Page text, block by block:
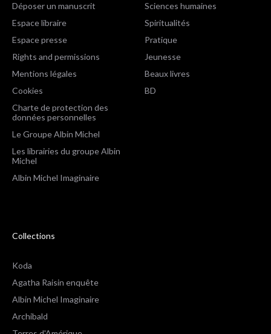
Déposer un manuscrit
Espace libraire
Espace presse
Rights and permissions
Mentions légales
Cookies
Charte de protection des
données personnelles
Le Groupe Albin Michel
Les librairies du groupe Albin
Michel
Albin Michel Imaginaire
Sciences humaines
Spiritualités
Pratique
Jeunesse
Beaux livres
BD
Collections
Koda
Agatha Raisin enquête
Albin Michel Imaginaire
Archibald